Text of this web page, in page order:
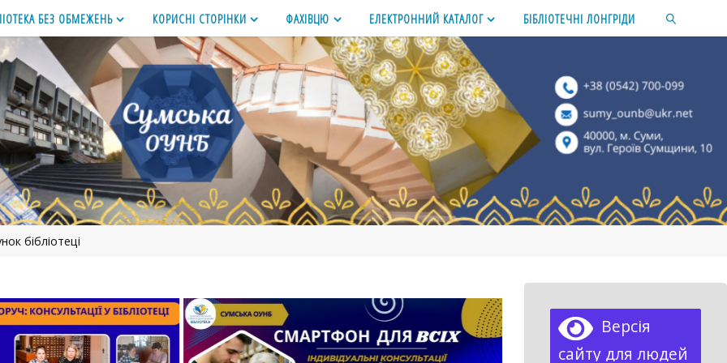
БЕЗ ОБМЕЖЕНЬ КОРИСНІ СТОРІНКИ ФАХІВЦЮ ЕЛЕКТРОННИЙ КАТАЛОГ БІБЛІОТЕЧНІ ЛОНГРІДИ
бібліотеці
Версія
сайту для людей